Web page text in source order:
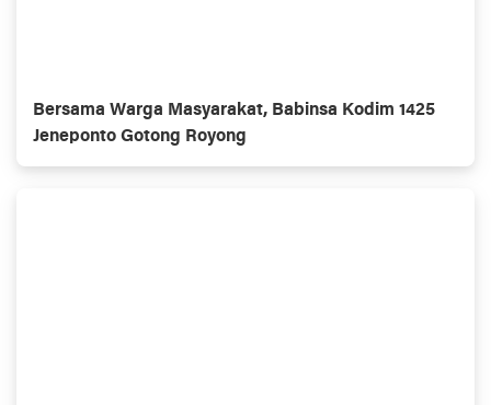
Bersama Warga Masyarakat, Babinsa Kodim 1425
Jeneponto Gotong Royong